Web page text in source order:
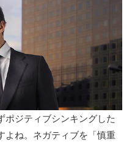
ポジティブシンキングした
よね。ネガティブを「慎重